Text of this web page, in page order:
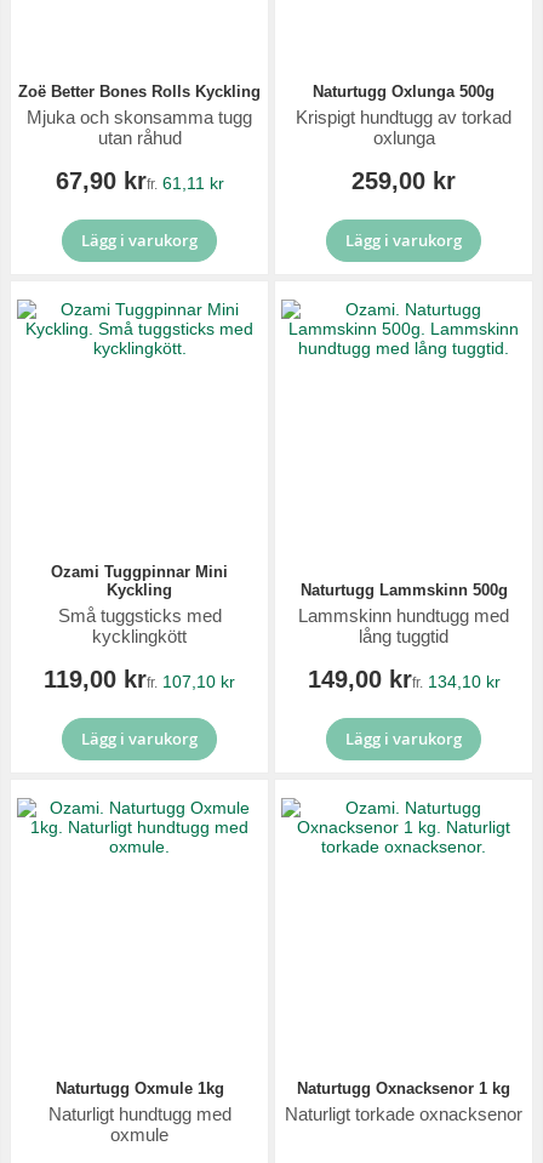
Zoë Better Bones Rolls Kyckling
Mjuka och skonsamma tugg
utan råhud
67,90 krfr. 61,11 kr
Lägg i varukorg
Naturtugg Oxlunga 500g
Krispigt hundtugg av torkad
oxlunga
259,00 kr
Lägg i varukorg
Ozami Tuggpinnar Mini
Kyckling
Små tuggsticks med
kycklingkött
119,00 krfr. 107,10 kr
Lägg i varukorg
Naturtugg Lammskinn 500g
Lammskinn hundtugg med
lång tuggtid
149,00 krfr. 134,10 kr
Lägg i varukorg
Naturtugg Oxmule 1kg
Naturligt hundtugg med
oxmule
Naturtugg Oxnacksenor 1 kg
Naturligt torkade oxnacksenor